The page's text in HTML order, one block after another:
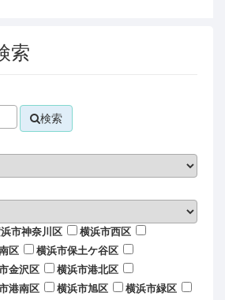
索
検索
市神奈川区
横浜市西区
区
横浜市保土ケ谷区
金沢区
横浜市港北区
港南区 横浜市旭区
横浜市緑区